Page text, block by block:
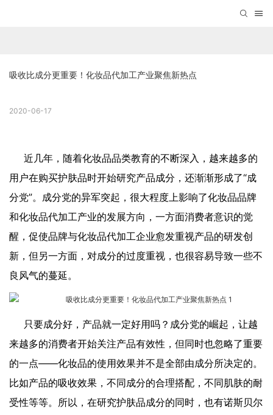
吸收比成分更重要！化妆品代加工产业聚焦新热点
2020-06-17
近几年，随着化妆品品类教育的不断深入，越来越多的
用户在购买护肤品时开始研究产品成分，还渐渐形成了“成
分党”。成分党的异军突起，很大程度上影响了化妆品品牌
和化妆品代加工产业的发展方向，一方面消费者意识的觉
醒，促使品牌与化妆品代加工企业愈发重视产品的研发创
新，但另一方面，对成分的过度重视，也很容易导致一些不
良风气的蔓延。
只要成分好，产品就一定好用吗？成分党的崛起，让越
来越多的消费者开始关注产品有效性，但同时也忽略了重要
的一点——化妆品的使用效果并不是全部由成分所决定的。
比如产品的吸收效果，不同成分的合理搭配，不同肌肤的耐
受性等等。所以，在研究护肤品成分的同时，也有诺斯贝尔